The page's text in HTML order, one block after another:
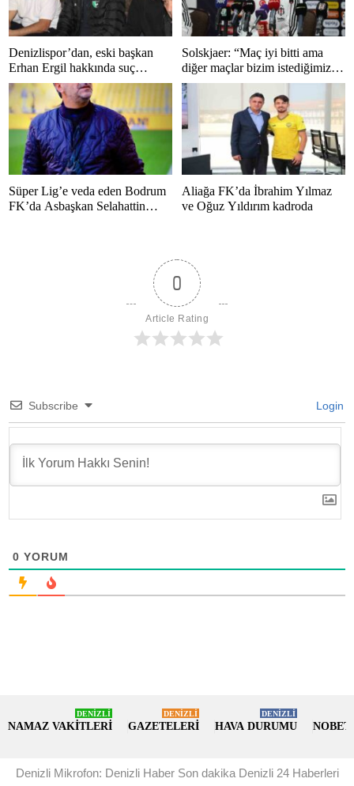
Denizlispor’dan, eski başkan
Erhan Ergil hakkında suç
duyurusu
Solskjaer: “Maç iyi bitti ama
diğer maçlar bizim istediğimiz
gibi bitmedi”
Süper Lig’e veda eden Bodrum
FK’da Asbaşkan Selahattin
Aliağa FK’da İbrahim Yılmaz
ve Oğuz Yıldırım kadroda
0
Article Rating
Subscribe Login
0 YORUM
NAMAZ VAKİTLERİ
DENİZLİ
GAZETELERİ
DENİZLİ
HAVA DURUMU
DENİZLİ
Denizli Mikrofon: Denizli Haber Son dakika Denizli 24 Haberleri